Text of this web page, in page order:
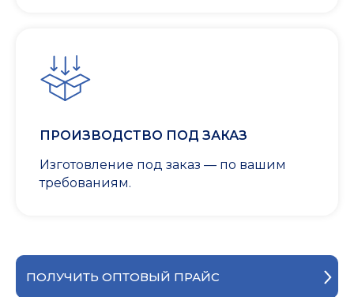
ПРОИЗВОДСТВО ПОД ЗАКАЗ
Изготовление под заказ — по вашим
требованиям.
ПОЛУЧИТЬ ОПТОВЫЙ ПРАЙС